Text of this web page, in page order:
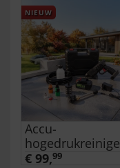
NIEUW
Accu-
€ 99,99